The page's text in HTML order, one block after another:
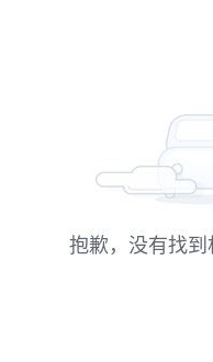
抱歉，没有找